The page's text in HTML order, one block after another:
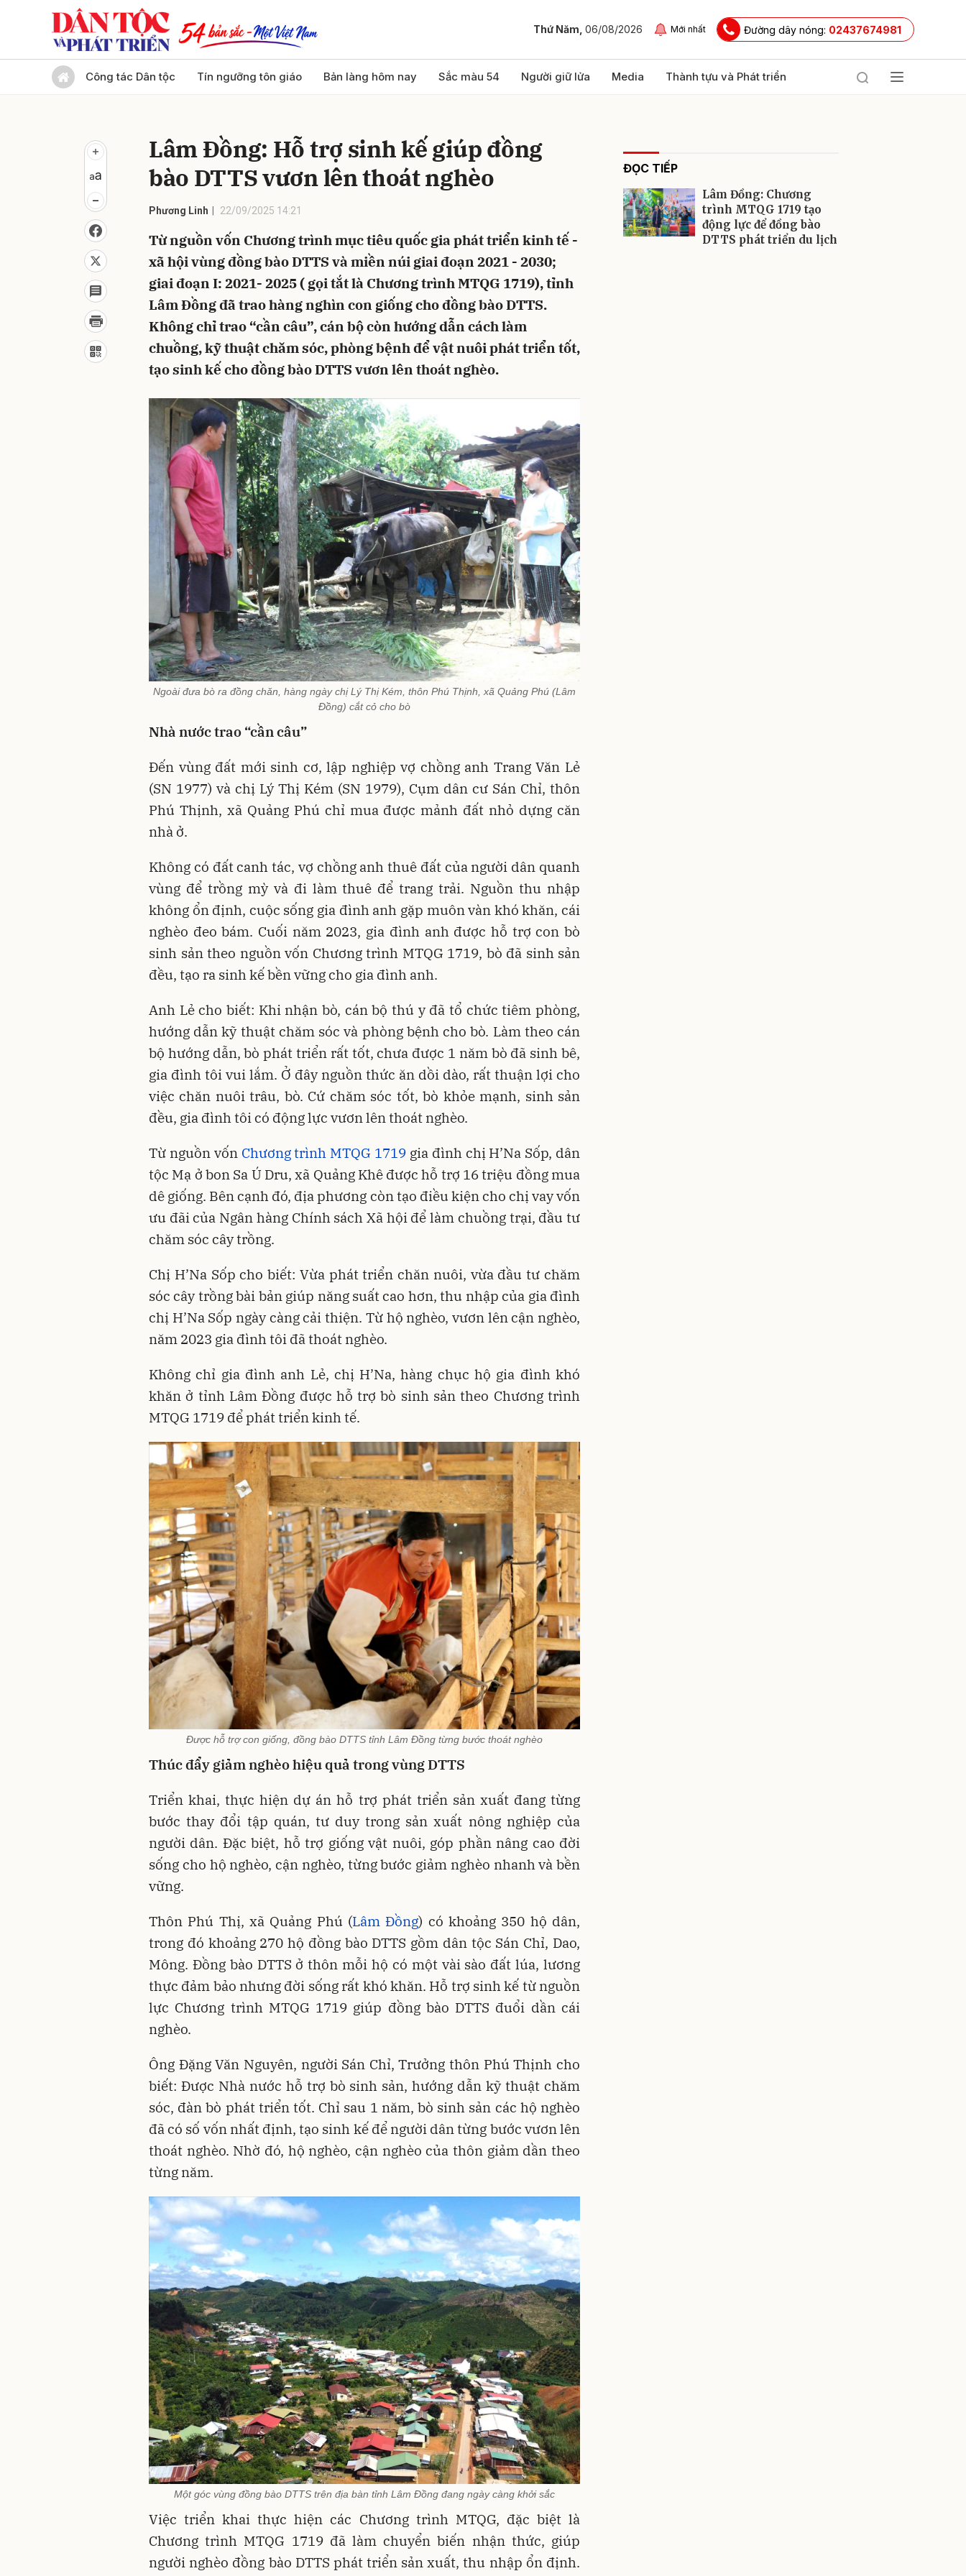
Thứ Năm, 06/08/2026 Mới nhất Đường dây nóng: 02437674981
Công tác Dân tộc Tín ngưỡng tôn giáo Bản làng hôm nay Sắc màu 54 Người giữ lửa Media Thành tựu và Phát triển
Lâm Đồng: Hỗ trợ sinh kế giúp đồng
bào DTTS vươn lên thoát nghèo
Phương Linh 22/09/2025 14:21
Từ nguồn vốn Chương trình mục tiêu quốc gia phát triển kinh tế -
xã hội vùng đồng bào DTTS và miền núi giai đoạn 2021 - 2030;
giai đoạn I: 2021- 2025 ( gọi tắt là Chương trình MTQG 1719), tỉnh
Lâm Đồng đã trao hàng nghìn con giống cho đồng bào DTTS.
Không chỉ trao “cần câu”, cán bộ còn hướng dẫn cách làm
chuồng, kỹ thuật chăm sóc, phòng bệnh để vật nuôi phát triển tốt,
tạo sinh kế cho đồng bào DTTS vươn lên thoát nghèo.
Ngoài đưa bò ra đồng chăn, hàng ngày chị Lý Thị Kém, thôn Phú Thịnh, xã Quảng Phú (Lâm
Đồng) cắt cỏ cho bò
Nhà nước trao “cần câu”
Đến vùng đất mới sinh cơ, lập nghiệp vợ chồng anh Trang Văn Lẻ
(SN 1977) và chị Lý Thị Kém (SN 1979), Cụm dân cư Sán Chỉ, thôn
Phú Thịnh, xã Quảng Phú chỉ mua được mảnh đất nhỏ dựng căn
nhà ở.
Không có đất canh tác, vợ chồng anh thuê đất của người dân quanh
vùng để trồng mỳ và đi làm thuê để trang trải. Nguồn thu nhập
không ổn định, cuộc sống gia đình anh gặp muôn vàn khó khăn, cái
nghèo đeo bám. Cuối năm 2023, gia đình anh được hỗ trợ con bò
sinh sản theo nguồn vốn Chương trình MTQG 1719, bò đã sinh sản
đều, tạo ra sinh kế bền vững cho gia đình anh.
Anh Lẻ cho biết: Khi nhận bò, cán bộ thú y đã tổ chức tiêm phòng,
hướng dẫn kỹ thuật chăm sóc và phòng bệnh cho bò. Làm theo cán
bộ hướng dẫn, bò phát triển rất tốt, chưa được 1 năm bò đã sinh bê,
gia đình tôi vui lắm. Ở đây nguồn thức ăn dồi dào, rất thuận lợi cho
việc chăn nuôi trâu, bò. Cứ chăm sóc tốt, bò khỏe mạnh, sinh sản
đều, gia đình tôi có động lực vươn lên thoát nghèo.
Từ nguồn vốn Chương trình MTQG 1719 gia đình chị H’Na Sốp, dân
tộc Mạ ở bon Sa Ú Dru, xã Quảng Khê được hỗ trợ 16 triệu đồng mua
dê giống. Bên cạnh đó, địa phương còn tạo điều kiện cho chị vay vốn
ưu đãi của Ngân hàng Chính sách Xã hội để làm chuồng trại, đầu tư
chăm sóc cây trồng.
Chị H’Na Sốp cho biết: Vừa phát triển chăn nuôi, vừa đầu tư chăm
sóc cây trồng bài bản giúp năng suất cao hơn, thu nhập của gia đình
chị H’Na Sốp ngày càng cải thiện. Từ hộ nghèo, vươn lên cận nghèo,
năm 2023 gia đình tôi đã thoát nghèo.
Không chỉ gia đình anh Lẻ, chị H’Na, hàng chục hộ gia đình khó
khăn ở tỉnh Lâm Đồng được hỗ trợ bò sinh sản theo Chương trình
MTQG 1719 để phát triển kinh tế.
Được hỗ trợ con giống, đồng bào DTTS tỉnh Lâm Đồng từng bước thoát nghèo
Thúc đẩy giảm nghèo hiệu quả trong vùng DTTS
Triển khai, thực hiện dự án hỗ trợ phát triển sản xuất đang từng
bước thay đổi tập quán, tư duy trong sản xuất nông nghiệp của
người dân. Đặc biệt, hỗ trợ giống vật nuôi, góp phần nâng cao đời
sống cho hộ nghèo, cận nghèo, từng bước giảm nghèo nhanh và bền
vững.
Thôn Phú Thị, xã Quảng Phú (Lâm Đồng) có khoảng 350 hộ dân,
trong đó khoảng 270 hộ đồng bào DTTS gồm dân tộc Sán Chỉ, Dao,
Mông. Đồng bào DTTS ở thôn mỗi hộ có một vài sào đất lúa, lương
thực đảm bảo nhưng đời sống rất khó khăn. Hỗ trợ sinh kế từ nguồn
lực Chương trình MTQG 1719 giúp đồng bào DTTS đuổi dần cái
nghèo.
Ông Đặng Văn Nguyên, người Sán Chỉ, Trưởng thôn Phú Thịnh cho
biết: Được Nhà nước hỗ trợ bò sinh sản, hướng dẫn kỹ thuật chăm
sóc, đàn bò phát triển tốt. Chỉ sau 1 năm, bò sinh sản các hộ nghèo
đã có số vốn nhất định, tạo sinh kế để người dân từng bước vươn lên
thoát nghèo. Nhờ đó, hộ nghèo, cận nghèo của thôn giảm dần theo
từng năm.
Một góc vùng đồng bào DTTS trên địa bàn tỉnh Lâm Đồng đang ngày càng khởi sắc
Việc triển khai thực hiện các Chương trình MTQG, đặc biệt là
Chương trình MTQG 1719 đã làm chuyển biến nhận thức, giúp
người nghèo đồng bào DTTS phát triển sản xuất, thu nhập ổn định.
ĐỌC TIẾP
Lâm Đồng: Chương
trình MTQG 1719 tạo
động lực để đồng bào
DTTS phát triển du lịch
Gửi bình luận
Hủy Gửi